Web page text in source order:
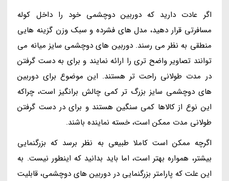
اگر عادت دارید که دوربین دوچشمی خود را داخل کوله
مسافرتی قرار دهید، مدل های فشرده و سبک وزن گزینه هایی
منطقی به نظر می رسند. دوربین های دوچشمی سایز میانه می
توانند تصاویر واضح تری را ارائه نمایند و برای به دست گرفتن
در مدت طولانی راحت تر هستند. این موضوع برای دوربین
های دوچشمی سایز بزرگ تر کمی چالش برانگیز است، چراکه
این نوع از کالاها کمی سنگین هستند و برای در دست گرفتن
طولانی مدت ممکن است، خسته نماینده باشند.
اگرچه ممکن است کاملا طبیعی به نظر برسد که بزرگنمایی
بیشتر، همواره بهتر است، اما باید بدانید که اینطور نیست. به
این علت که پارامتر بزرگنمایی در دوربین های دوچشمی، قابلیت